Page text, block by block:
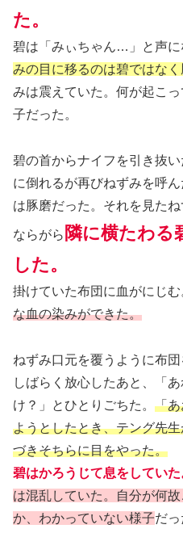
た。
碧は「みぃちゃん…」と声に
みの目に移るのは碧ではな
みは震えていた。何が起こ
子だった。
碧の首からナイフを引き抜
に倒れるが再びねずみを呼
は豚磨だった。それを見た
ならがら 隣に横たわる
した。
掛けていた布団に血がにじむ
な血の染みができた。
ねずみ口元を覆うように布
しばらく放心したあと、「
け？」とひとりごちた。 「
ようとしたとき、テング先
づきそちらに目をやった。
碧はかろうじて息をしていた
は混乱していた。自分が何
か、わかっていない様子だっ